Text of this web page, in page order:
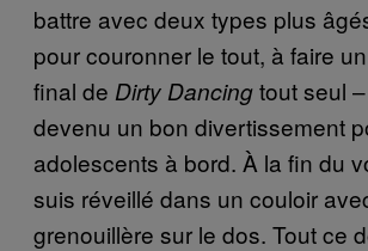
battre avec deux types plus
pour couronner le tout, à faire
final de Dirty Dancingtout seul –
devenu un bon divertissement
adolescents à bord. À la fin du
suis réveillé dans un couloir
grenouillère sur le dos. Tout ce